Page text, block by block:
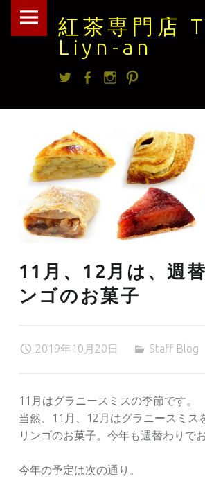
紅茶専門店
Liyn-an
紅
navigation
Skip
Twitterfacebook
Instagram
11月、12月は、週
ンゴのお菓子
2019年10月20日 Staff Blog
11月はグラニースミスの季節です。
当然、11月、12月はグラニースミス
リンゴのお菓子。今年も週替わりで
今年の予定は次の通り。